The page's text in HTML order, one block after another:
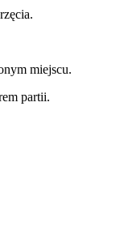
miejscu.
partii.